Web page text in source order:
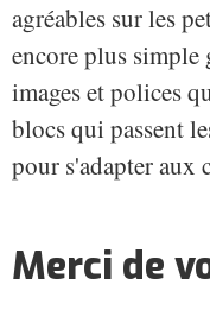
agréables sur les
encore plus simple
images et polices
blocs qui passent
pour s'adapter aux
Merci de